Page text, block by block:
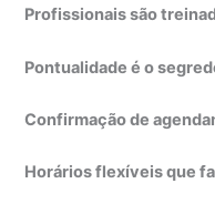
Profissionais são
Pontualidade é o
Confirmação de
Horários flexíveis que